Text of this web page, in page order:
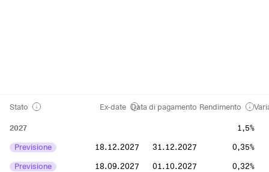
Stato Ex-date Data di pagamento Rendimento
2027
1,5%
Previsione
18.12.2027 31.12.2027
0,35%
Previsione
18.09.2027 01.10.2027
0,32%